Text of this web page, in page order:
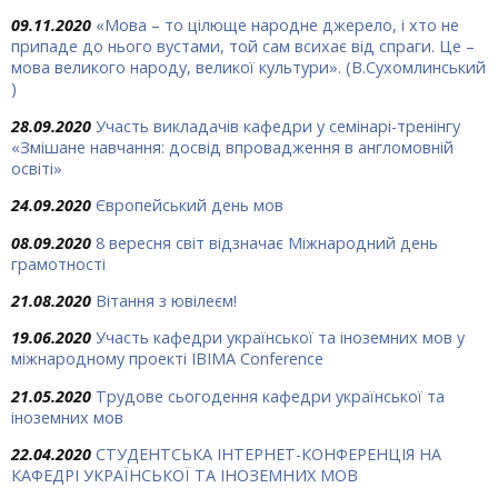
09.11.2020 «Мова – то цілюще народ­не джерело, і хто не
припаде до нього вустами, той сам всихає від спраги. Це –
мова великого народу, великої культури». (В.Сухомлинський
)
28.09.2020 Участь викладачів кафедри у семінарі-тренінгу
«Змішане навчання: досвід впровадження в англомовній
освіті»
24.09.2020 Європейський день мов
08.09.2020 8 вересня світ відзначає Міжнародний день
грамотності
21.08.2020 Вітання з ювілеєм!
19.06.2020 Участь кафедри української та іноземних мов у
міжнародному проекті IBIMA Conference
21.05.2020 Трудове сьогодення кафедри української та
іноземних мов
22.04.2020 СТУДЕНТСЬКА ІНТЕРНЕТ-КОНФЕРЕНЦІЯ НА
КАФЕДРІ УКРАЇНСЬКОЇ ТА ІНОЗЕМНИХ МОВ